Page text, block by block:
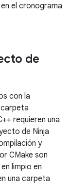
el cronograma
de
con la
requieren una
de Ninja
y
CMake son
limpio en
una carpeta